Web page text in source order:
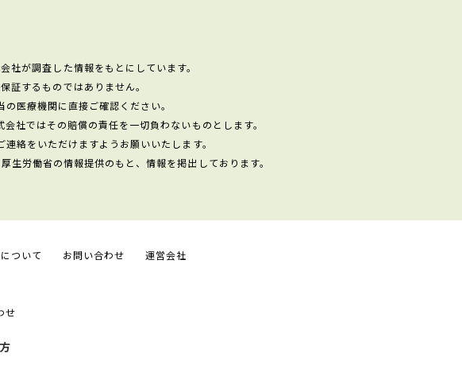
社が調査した情報をもとにしています。
証するものではありません。
医療機関に直接ご確認ください。
社ではその賠償の責任を一切負わないものとします。
絡をいただけますようお願いいたします。
労働省の情報提供のもと、情報を掲出しております。
ついて お問い合わせ 運営会社
せ